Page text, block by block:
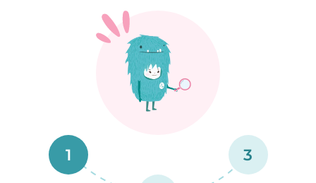
1 3